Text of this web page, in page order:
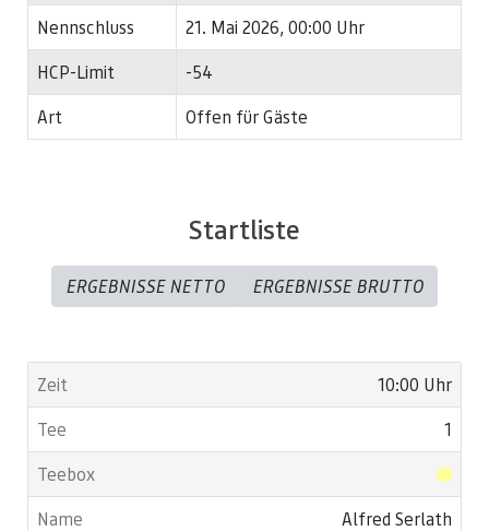
Nennschluss
21. Mai 2026, 00:00 Uhr
HCP-Limit
-54
Art
Offen für Gäste
Startliste
ERGEBNISSE NETTO ERGEBNISSE BRUTTO
10:00 Uhr
1
Alfred Serlath